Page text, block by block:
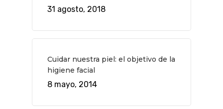
31 agosto, 2018
Cuidar nuestra piel: el objetivo de la
higiene facial
8 mayo, 2014